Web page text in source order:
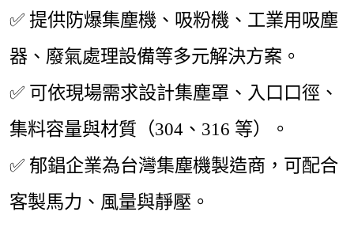
✅ 提供防爆集塵機、吸粉機、工業用吸塵
器、廢氣處理設備等多元解決方案。
✅ 可依現場需求設計集塵罩、入口口徑、
集料容量與材質（304、316 等）。
✅ 郁錩企業為台灣集塵機製造商，可配合
客製馬力、風量與靜壓。